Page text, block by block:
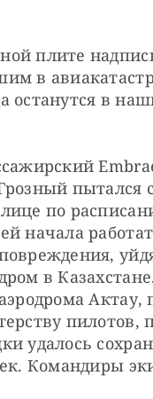
плите
в
останутся в
пытался
по
начала
в
пилотов,
удалось
Командиры